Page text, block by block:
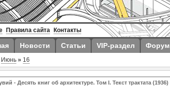
Правила сайта Контакты
Новости Статьи VIP-раздел Форум
Июнь » 16
- Десять книг об архитектуре. Том I. Текст трактата (1936)